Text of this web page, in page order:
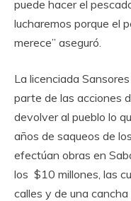
puede hacer el
lucharemos porque el
merece” aseguró.
La licenciada
parte de las acciones
devolver al pueblo lo
años de saqueos de
efectúan obras en
los $10 millones, las
calles y de una cancha